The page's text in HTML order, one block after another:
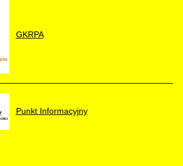
GKRPA
Punkt Informacyjny